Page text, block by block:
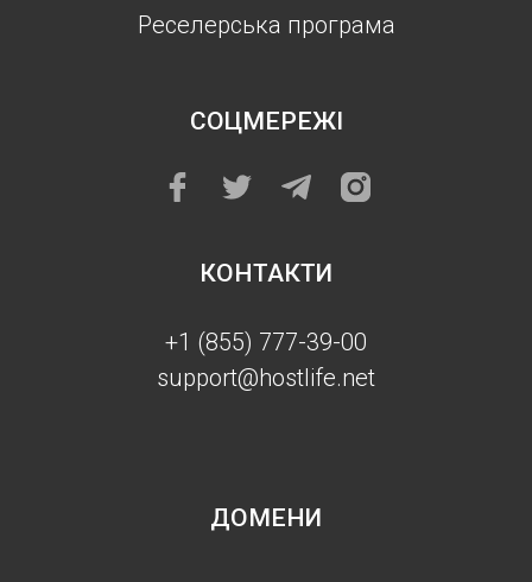
Реселерська програма
СОЦМЕРЕЖІ
КОНТАКТИ
+1 (855) 777-39-00
support@hostlife.net
ДОМЕНИ